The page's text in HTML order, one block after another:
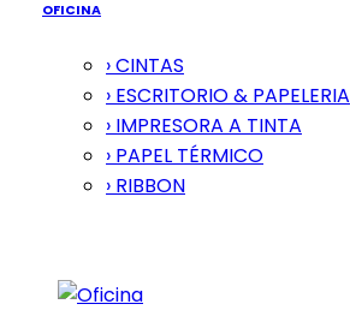
OFICINA
› CINTAS
› ESCRITORIO & PAPELERIA
› IMPRESORA A TINTA
› PAPEL TÉRMICO
› RIBBON